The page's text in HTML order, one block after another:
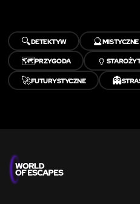
🔍DETEKTYW 🔮MISTYCZNE
🗺️PRZYGODA 🏺
🚀FUTURYSTYCZNE 👻